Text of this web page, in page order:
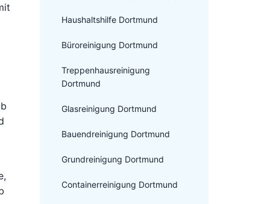
Haushaltshilfe Dortmund
Büroreinigung Dortmund
Treppenhausreinigung
Dortmund
Glasreinigung Dortmund
Bauendreinigung Dortmund
Grundreinigung Dortmund
Containerreinigung Dortmund